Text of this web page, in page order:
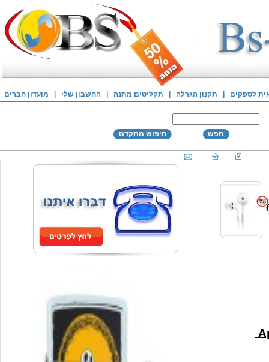
לספקים תקנון הגרלה תקליטים מתנה החשבון שלי מועדון חברים
חפש חיפוש מתקדם